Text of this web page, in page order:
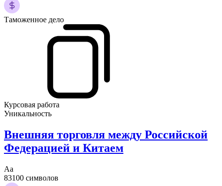
Таможенное дело
Курсовая работа
Уникальность
Внешняя торговля между Российской
Федерацией и Китаем
Аа
83100 символов